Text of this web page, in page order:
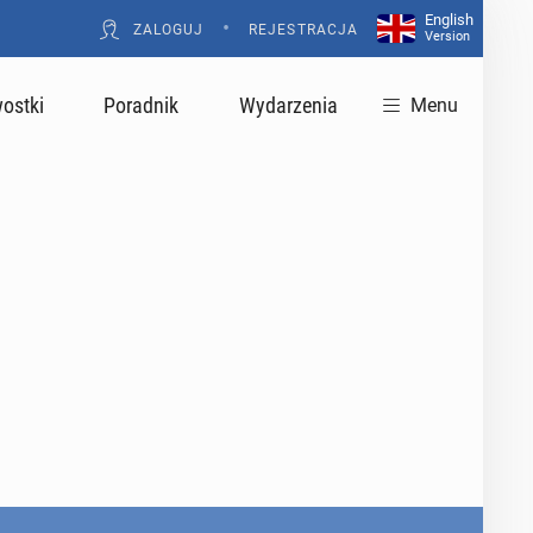
ZALOGUJ • REJESTRACJA
English
Version
Poradnik Wydarzenia Menu